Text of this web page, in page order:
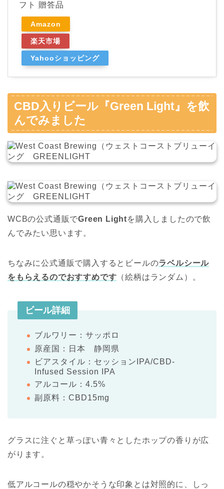
フト 贈答品
Amazon
楽天市場
Yahooショッピング
CBD入りビール『Green Light』を飲
んでみました
WCBの公式通販でGreen Lightを購入しましたので飲
んでみたい思います。
ちなみに公式通販で購入するとビールのラベルシール
をもらえるのでおすすめです （絵柄はランダム）。
ビール詳細
ブルワリー：サッポロ
原産国：日本 静岡県
ビアスタイル：セッションIPA/CBD-
Infused Session IPA
アルコール：4.5%
副原料：CBD15mg
グラスに注ぐと草っぽい青々としたホップの香りが広
がります。
低アルコールの穏やかそうな印象とは対照的に、しっ